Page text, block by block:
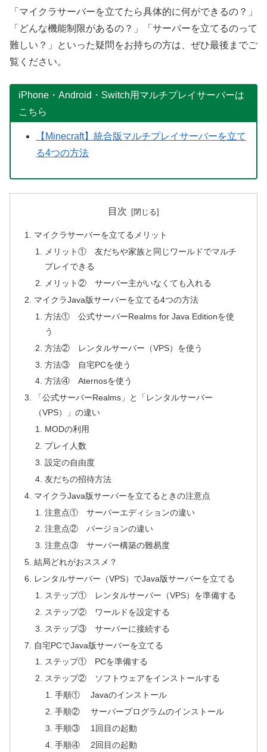
「マイクラサーバーを立てたら具体的に何ができるの？」
「どんな機能制限があるの？」「サーバーを立てるのって
難しい？」といった疑問をお持ちの方は、ぜひ最後までご
覧ください。
iPhone・Android・Switch用マルチプレイサーバーは
こちら
【Minecraft】統合版マルチプレイサーバーを立て
る4つの方法
目次
マイクラサーバーを立てるメリット
メリット① 友だちや家族と同じワールドでマルチ
プレイできる
メリット② サーバー主がいなくても入れる
マイクラJava版サーバーを立てる4つの方法
方法① 公式サーバーRealms for Java Editionを使
う
方法② レンタルサーバー（VPS）を使う
方法③ 自宅PCを使う
方法④ Aternosを使う
「公式サーバーRealms」と「レンタルサーバー
（VPS）」の違い
MODの利用
プレイ人数
設定の自由度
友だちの招待方法
マイクラJava版サーバーを立てるときの注意点
注意点① サーバーエディションの違い
注意点② バージョンの違い
注意点③ サーバー構築の難易度
結局どれがおススメ？
レンタルサーバー（VPS）でJava版サーバーを立てる
ステップ① レンタルサーバー（VPS）を準備する
ステップ② ワールドを設定する
ステップ③ サーバーに接続する
自宅PCでJava版サーバーを立てる
ステップ① PCを準備する
ステップ② ソフトウェアをインストールする
手順① Javaのインストール
手順② サーバープログラムのインストール
手順③ 1回目の起動
手順④ 2回目の起動